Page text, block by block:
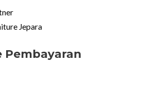
Jepara
Pembayaran